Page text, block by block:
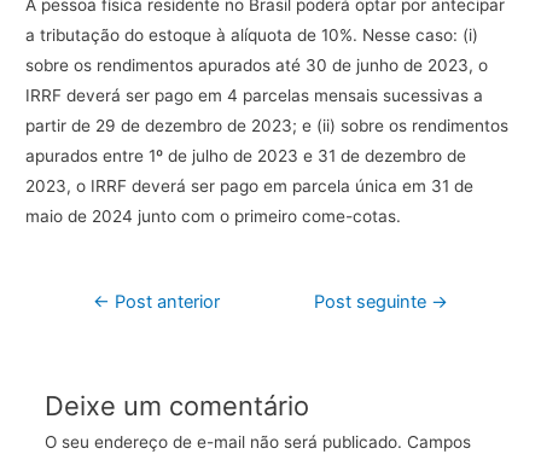
A pessoa física residente no Brasil poderá optar por antecipar
a tributação do estoque à alíquota de 10%. Nesse caso: (i)
sobre os rendimentos apurados até 30 de junho de 2023, o
IRRF deverá ser pago em 4 parcelas mensais sucessivas a
partir de 29 de dezembro de 2023; e (ii) sobre os rendimentos
apurados entre 1º de julho de 2023 e 31 de dezembro de
2023, o IRRF deverá ser pago em parcela única em 31 de
maio de 2024 junto com o primeiro come-cotas.
Navegação
← Post anterior Post seguinte →
Deixe um comentário
O seu endereço de e-mail não será publicado. Campos